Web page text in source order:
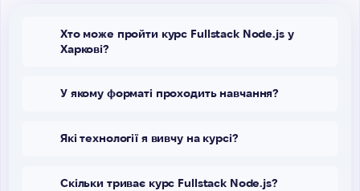
Хто може пройти курс Fullstack Node.js у
Харкові?
У якому форматі проходить навчання?
Які технології я вивчу на курсі?
Скільки триває курс Fullstack Node.js?